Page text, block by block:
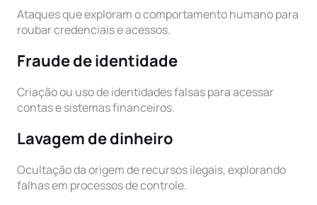
Ataques que exploram o comportamento humano para
roubar credenciais e acessos.
Fraude de identidade
Criação ou uso de identidades falsas para acessar
contas e sistemas financeiros.
Lavagem de dinheiro
Ocultação da origem de recursos ilegais, explorando
falhas em processos de controle.